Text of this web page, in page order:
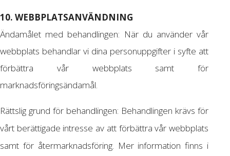
10. WEBBPLATSANVÄNDNING
Ändamålet med behandlingen: När du använder vår
webbplats behandlar vi dina personuppgifter i syfte att
förbättra vår webbplats samt för
marknadsföringsändamål.
Rättslig grund för behandlingen: Behandlingen krävs för
vårt berättigade intresse av att förbättra vår webbplats
samt för återmarknadsföring. Mer information finns i